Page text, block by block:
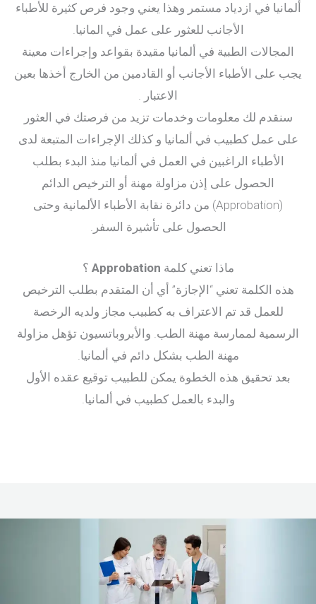
ألمانيا في ازدياد مستمر وهذا يعني وجود فرص كثيرة للأطباء
الأجانب للعثور على عمل في المانيا.
المجالات الطبية في ألمانيا مقيدة بقواعد وإجراءات معينة
يجب على الأطباء الأجانب أو القادمين من الخارج أخذها بعين
الاعتبار .
سنقدم لك معلومات وخدمات تزيد من فرصتك في العثور
على عمل كطبيب في ألمانيا و كذلك الإجراءات المتبعة لدى
الأطباء الراغبين في العمل في ألمانيا منذ البدء بطلب
الحصول على إذن مزاولة مهنة أو الترخيص الدائم
(Approbation) من دائرة نقابة الأطباء الألمانية وحتى
الحصول على تأشيرة السفر.
ماذا تعني كلمة Approbation ؟
هذه الكلمة تعني “الإجازة” أي أن المتقدم بطلب الترخيص
للعمل قد تم الاعتراف به كطبيب مجاز ولديه الرخصة
الرسمية لممارسة مهنة الطب. والأبروباتسيون تؤهل مزاولة
مهنة الطب بشكل دائم في ألمانيا.
بعد تحقيق هذه الخطوة يمكن للطبيب توقيع عقده الأول
والبدء بالعمل كطبيب في ألمانيا.